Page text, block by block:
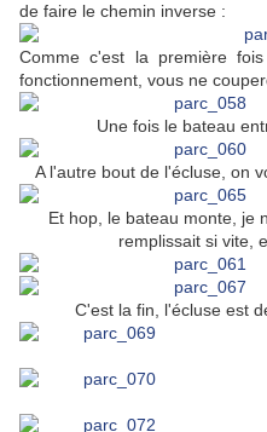
de faire le chemin inverse :
Comme c'est la première
fonctionnement, vous ne
Une fois le bateau
A l'autre bout de l'écluse, on
Et hop, le bateau monte, je
remplissait si vite,
C'est la fin, l'écluse est